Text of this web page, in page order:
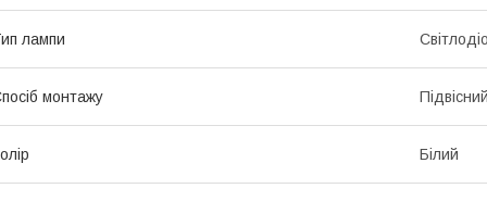
лампи
монтажу Підвісний
Білий